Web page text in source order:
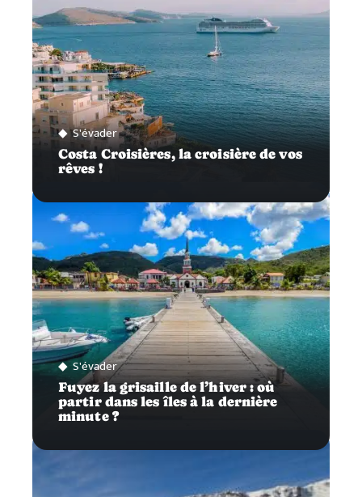
S'évader
Costa Croisières, la croisière de vos
rêves !
S'évader
Fuyez la grisaille de l’hiver : où
partir dans les îles à la dernière
minute ?